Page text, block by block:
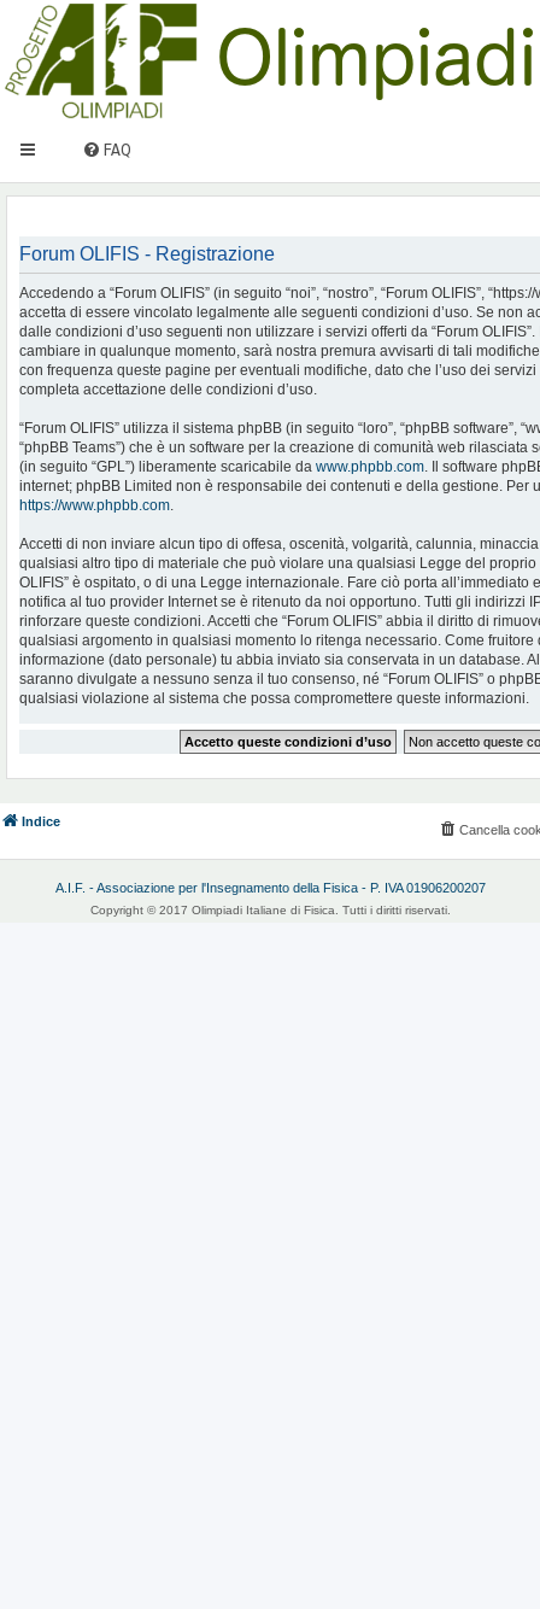
FAQ
Forum OLIFIS - Registrazione
Accedendo a “Forum OLIFIS” (in seguito “noi”, “nostro”, “Forum OLIFIS”,
accetta di essere vincolato legalmente alle seguenti condizioni d’uso. Se non
dalle condizioni d’uso seguenti non utilizzare i servizi offerti da “Forum
cambiare in qualunque momento, sarà nostra premura avvisarti di tali
con frequenza queste pagine per eventuali modifiche, dato che l’uso dei servizi
completa accettazione delle condizioni d’uso.
“Forum OLIFIS” utilizza il sistema phpBB (in seguito “loro”, “phpBB software”,
“phpBB Teams”) che è un software per la creazione di comunità web rilasciata
(in seguito “GPL”) liberamente scaricabile da www.phpbb.com. Il software
internet; phpBB Limited non è responsabile dei contenuti e della gestione. Per
https://www.phpbb.com.
Accetti di non inviare alcun tipo di offesa, oscenità, volgarità, calunnia,
qualsiasi altro tipo di materiale che può violare una qualsiasi Legge del proprio
OLIFIS” è ospitato, o di una Legge internazionale. Fare ciò porta
notifica al tuo provider Internet se è ritenuto da noi opportuno. Tutti gli indirizzi
rinforzare queste condizioni. Accetti che “Forum OLIFIS” abbia il diritto di
qualsiasi argomento in qualsiasi momento lo ritenga necessario. Come
informazione (dato personale) tu abbia inviato sia conservata in un database.
saranno divulgate a nessuno senza il tuo consenso, né “Forum OLIFIS” o
qualsiasi violazione al sistema che possa compromettere queste informazioni.
Indice
Cancella
A.I.F. - Associazione per l'Insegnamento della Fisica - P. IVA 01906200207
Copyright © 2017 Olimpiadi Italiane di Fisica. Tutti i diritti riservati.